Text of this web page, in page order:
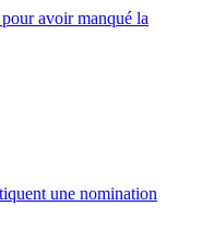
avoir manqué la
une nomination